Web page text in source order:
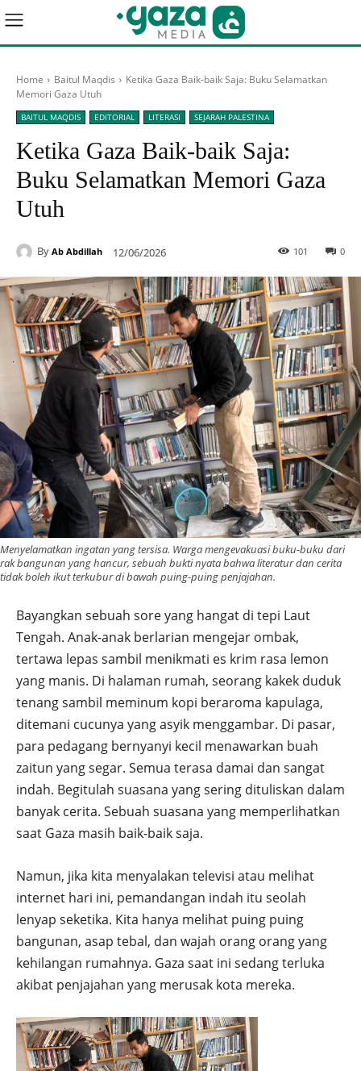
Home Baitul Maqdis
Ketika Gaza Baik-baik Saja: Buku Selamatkan
Memori Gaza Utuh
BAITUL MAQDIS EDITORIAL LITERASI SEJARAH PALESTINA
Ketika Gaza Baik-baik Saja:
Buku Selamatkan Memori Gaza
Utuh
By Ab Abdillah 12/06/2026 0
101
Menyelamatkan ingatan yang tersisa. Warga mengevakuasi buku-buku dari
rak bangunan yang hancur, sebuah bukti nyata bahwa literatur dan cerita
tidak boleh ikut terkubur di bawah puing-puing penjajahan.
Bayangkan sebuah sore yang hangat di tepi Laut
Tengah. Anak-anak berlarian mengejar ombak,
tertawa lepas sambil menikmati es krim rasa lemon
yang manis. Di halaman rumah, seorang kakek duduk
tenang sambil meminum kopi beraroma kapulaga,
ditemani cucunya yang asyik menggambar. Di pasar,
para pedagang bernyanyi kecil menawarkan buah
zaitun yang segar. Semua terasa damai dan sangat
indah. Begitulah suasana yang sering dituliskan dalam
banyak cerita. Sebuah suasana yang memperlihatkan
saat Gaza masih baik-baik saja.
Namun, jika kita menyalakan televisi atau melihat
internet hari ini, pemandangan indah itu seolah
lenyap seketika. Kita hanya melihat puing puing
bangunan, asap tebal, dan wajah orang orang yang
kehilangan rumahnya. Gaza saat ini sedang terluka
akibat penjajahan yang merusak kota mereka.